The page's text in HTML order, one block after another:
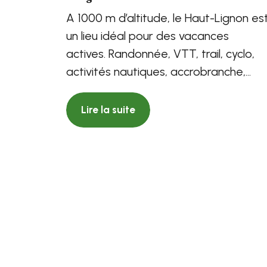
A 1000 m d’altitude, le Haut-Lignon
un lieu idéal pour des vacances
actives. Randonnée, VTT, trail, cyclo,
activités nautiques, accrobranche,
sports mécaniques,...
Lire la suite